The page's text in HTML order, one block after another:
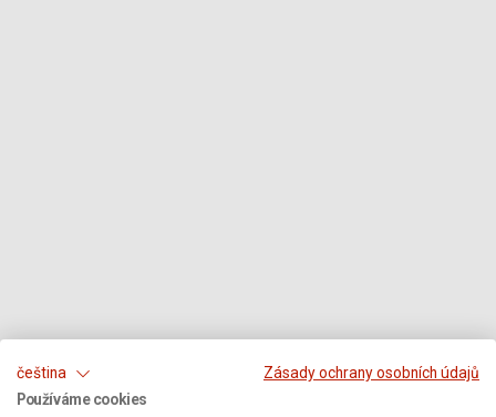
čeština
Zásady ochrany osobních údajů
Používáme cookies